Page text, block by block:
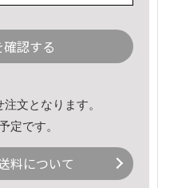
認する
文となります。
定です。
料について